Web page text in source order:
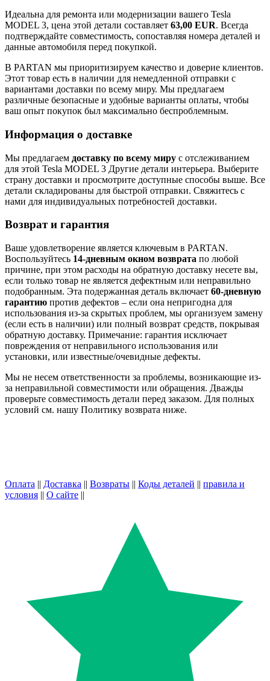
Идеальна для ремонта или модернизации вашего Tesla
MODEL 3, цена этой детали составляет 63,00 EUR. Всегда
подтверждайте совместимость, сопоставляя номера деталей и
данные автомобиля перед покупкой.
В PARTAN мы приоритизируем качество и доверие клиентов.
Этот товар есть в наличии для немедленной отправки с
вариантами доставки по всему миру. Мы предлагаем
различные безопасные и удобные варианты оплаты, чтобы
ваш опыт покупок был максимально беспроблемным.
Информация о доставке
Мы предлагаем доставку по всему миру с отслеживанием
для этой Tesla MODEL 3 Другие детали интерьера. Выберите
страну доставки и просмотрите доступные способы выше. Все
детали складированы для быстрой отправки. Свяжитесь с
нами для индивидуальных потребностей доставки.
Возврат и гарантия
Ваше удовлетворение является ключевым в PARTAN.
Воспользуйтесь 14-дневным окном возврата по любой
причине, при этом расходы на обратную доставку несете вы,
если только товар не является дефектным или неправильно
подобранным. Эта подержанная деталь включает 60-дневную
гарантию против дефектов – если она непригодна для
использования из-за скрытых проблем, мы организуем замену
(если есть в наличии) или полный возврат средств, покрывая
обратную доставку. Примечание: гарантия исключает
повреждения от неправильного использования или
установки, или известные/очевидные дефекты.
Мы не несем ответственности за проблемы, возникающие из-
за неправильной совместимости или обращения. Дважды
проверьте совместимость детали перед заказом. Для полных
условий см. нашу Политику возврата ниже.
Оплата || Доставка || Возвраты || Коды деталей || правила и
условия || О сайте ||